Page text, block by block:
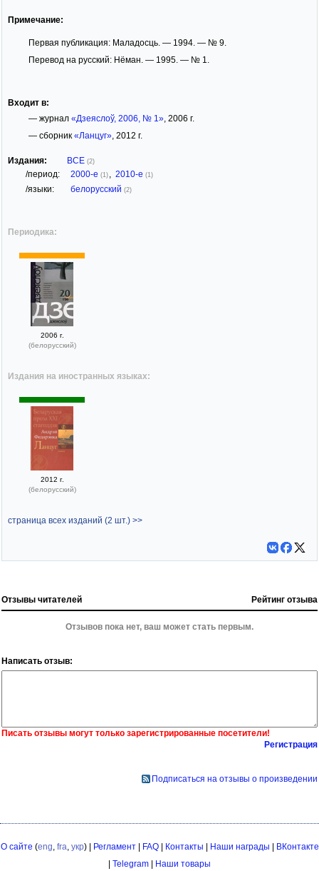
Примечание:
Первая публикация: Маладосць. — 1994. — № 9.
Перевод на русский: Нёман. — 1995. — № 1.
Входит в:
— журнал «Дзеяслоў, 2006, № 1», 2006 г.
— сборник «Ланцуг», 2012 г.
Издания: ВСЕ (2)
/период: 2000-е (1) 2010-е (1)
/языки: белорусский (2)
Периодика:
2006 г.
(белорусский)
Издания на иностранных языках:
2012 г.
(белорусский)
страница всех изданий (2 шт.) >>
Отзывы читателей Рейтинг отзыва
Отзывов пока нет, ваш может стать первым.
Написать отзыв:
Писать отзывы могут только зарегистрированные посетители!
Регистрация
Подписаться на отзывы о произведении
О сайте (eng fra укр) | Регламент| FAQ| Контакты | Наши награды | ВКонтакте
| Telegram | Наши товары